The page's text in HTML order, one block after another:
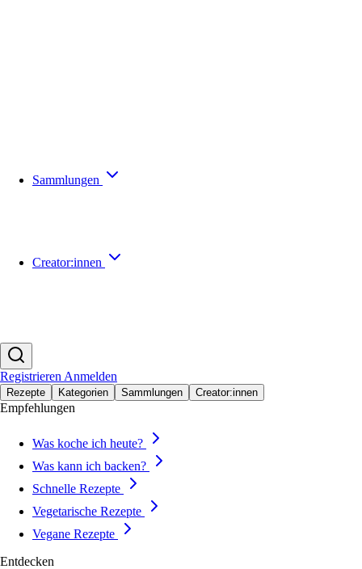
Sammlungen
Creator:innen
Registrieren Anmelden
Rezepte Kategorien Sammlungen Creator:innen
Empfehlungen
Was koche ich heute?
Was kann ich backen?
Schnelle Rezepte
Vegetarische Rezepte
Vegane Rezepte
Entdecken